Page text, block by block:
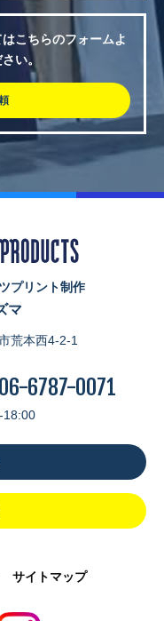
こちらのフォームよ
い。
プリント制作
マ
荒本西4-2-1
06-6787-0071
18:00
サイトマップ